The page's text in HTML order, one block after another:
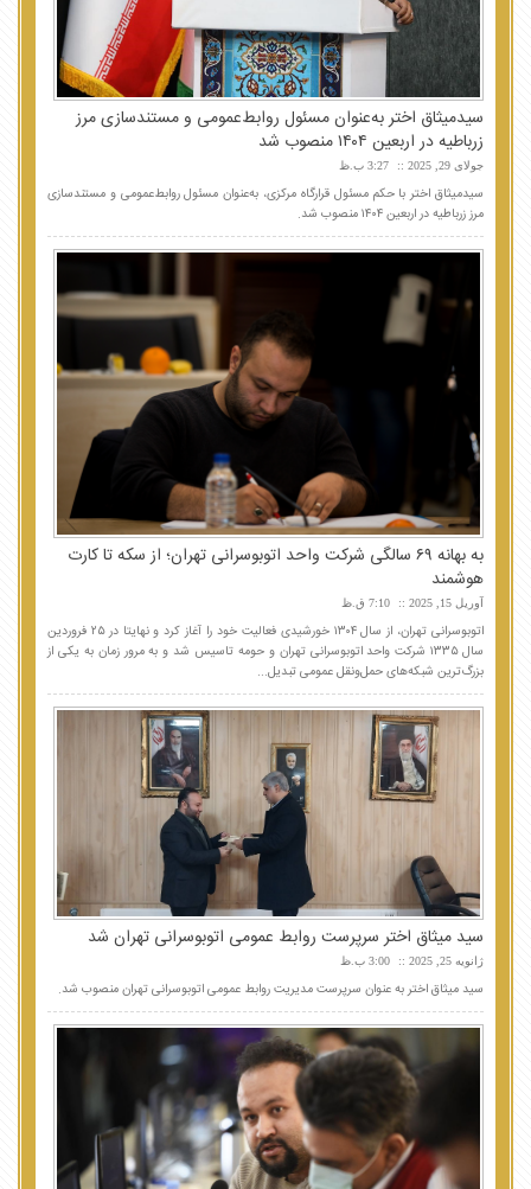
سیدمیثاق اختر به‌عنوان مسئول روابط‌عمومی و مستندسازی مرز
زرباطیه در اربعین ۱۴۰۴ منصوب شد
جولای 29, 2025 3:27 ب.ظ
سیدمیثاق اختر با حکم مسئول قرارگاه مرکزی، به‌عنوان مسئول روابط‌عمومی و مستندسازی
مرز زرباطیه در اربعین ۱۴۰۴ منصوب شد.
به بهانه ۶۹ سالگی شرکت واحد اتوبوسرانی تهران؛ از سکه تا کارت
هوشمند
آوریل 15, 2025 7:10 ق.ظ
اتوبوسرانی تهران، از سال ۱۳۰۴ خورشیدی فعالیت خود را آغاز کرد و نهایتا در ۲۵ فروردین
سال ۱۳۳۵ شرکت واحد اتوبوسرانی تهران و حومه تاسیس شد و به مرور زمان به یکی از
بزرگ‌ترین شبکه‌های حمل‌ونقل عمومی تبدیل...
سید میثاق اختر سرپرست روابط عمومی اتوبوسرانی تهران شد
ژانویه 25, 2025 3:00 ب.ظ
سید میثاق اختر به عنوان سرپرست مدیریت روابط عمومی اتوبوسرانی تهران منصوب شد.